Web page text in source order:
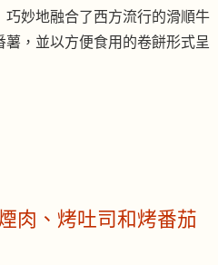
妙地融合了西方流行的滑順牛
，並以方便食用的卷餅形式呈
肉、烤吐司和烤番茄